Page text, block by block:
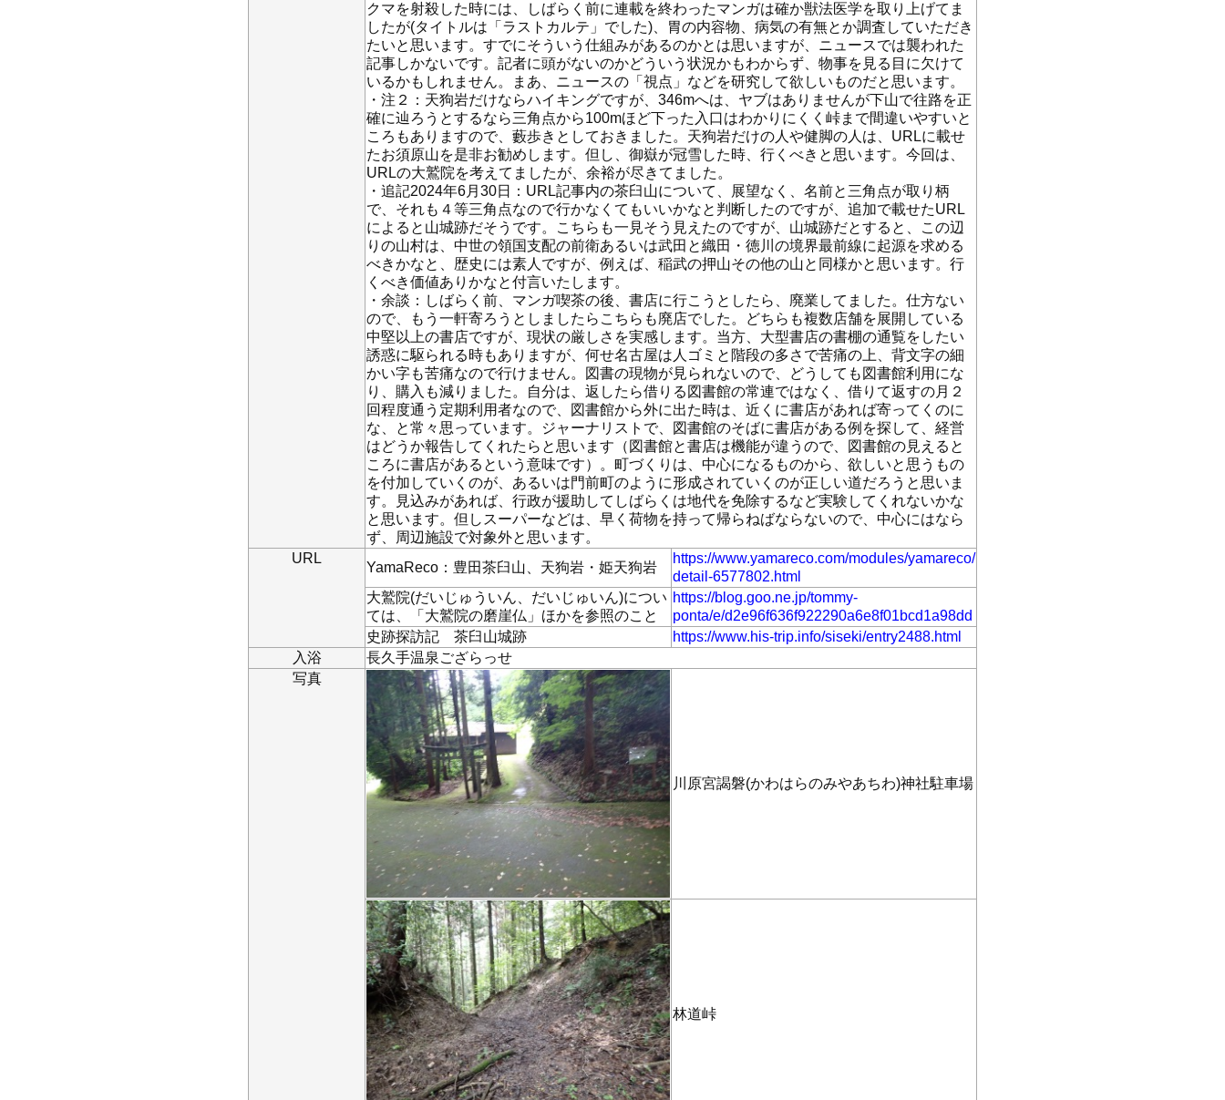
クマを射殺した時には、しばらく前に連載を終わったマンガは確か獣法医学を取り上げてま
したが(タイトルは「ラストカルテ」でした)、胃の内容物、病気の有無とか調査していただき
たいと思います。すでにそういう仕組みがあるのかとは思いますが、ニュースでは襲われた
記事しかないです。記者に頭がないのかどういう状況かもわからず、物事を見る目に欠けて
いるかもしれません。まあ、ニュースの「視点」などを研究して欲しいものだと思います。
・注２：天狗岩だけならハイキングですが、346mへは、ヤブはありませんが下山で往路を正
確に辿ろうとするなら三角点から100mほど下った入口はわかりにくく峠まで間違いやすいと
ころもありますので、藪歩きとしておきました。天狗岩だけの人や健脚の人は、URLに載せ
たお須原山を是非お勧めします。但し、御嶽が冠雪した時、行くべきと思います。今回は、
URLの大鷲院を考えてましたが、余裕が尽きてました。
・追記2024年6月30日：URL記事内の茶臼山について、展望なく、名前と三角点が取り柄
で、それも４等三角点なので行かなくてもいいかなと判断したのですが、追加で載せたURL
によると山城跡だそうです。こちらも一見そう見えたのですが、山城跡だとすると、この辺
りの山村は、中世の領国支配の前衛あるいは武田と織田・徳川の境界最前線に起源を求める
べきかなと、歴史には素人ですが、例えば、稲武の押山その他の山と同様かと思います。行
くべき価値ありかなと付言いたします。
・余談：しばらく前、マンガ喫茶の後、書店に行こうとしたら、廃業してました。仕方ない
ので、もう一軒寄ろうとしましたらこちらも廃店でした。どちらも複数店舗を展開している
中堅以上の書店ですが、現状の厳しさを実感します。当方、大型書店の書棚の通覧をしたい
誘惑に駆られる時もありますが、何せ名古屋は人ゴミと階段の多さで苦痛の上、背文字の細
かい字も苦痛なので行けません。図書の現物が見られないので、どうしても図書館利用にな
り、購入も減りました。自分は、返したら借りる図書館の常連ではなく、借りて返すの月２
回程度通う定期利用者なので、図書館から外に出た時は、近くに書店があれば寄ってくのに
な、と常々思っています。ジャーナリストで、図書館のそばに書店がある例を探して、経営
はどうか報告してくれたらと思います（図書館と書店は機能が違うので、図書館の見えると
ころに書店があるという意味です）。町づくりは、中心になるものから、欲しいと思うもの
を付加していくのが、あるいは門前町のように形成されていくのが正しい道だろうと思いま
す。見込みがあれば、行政が援助してしばらくは地代を免除するなど実験してくれないかな
と思います。但しスーパーなどは、早く荷物を持って帰らねばならないので、中心にはなら
ず、周辺施設で対象外と思います。
URL
YamaReco：豊田茶臼山、天狗岩・姫天狗岩
https://www.yamareco.com/modules/yamareco/
detail-6577802.html
大鷲院(だいじゅういん、だいじゅいん)につい
ては、「大鷲院の磨崖仏」ほかを参照のこと
https://blog.goo.ne.jp/tommy-
ponta/e/d2e96f636f922290a6e8f01bcd1a98dd
史跡探訪記 茶臼山城跡
https://www.his-trip.info/siseki/entry2488.html
入浴
長久手温泉ござらっせ
写真
川原宮謁磐(かわはらのみやあちわ)神社駐車場
林道峠